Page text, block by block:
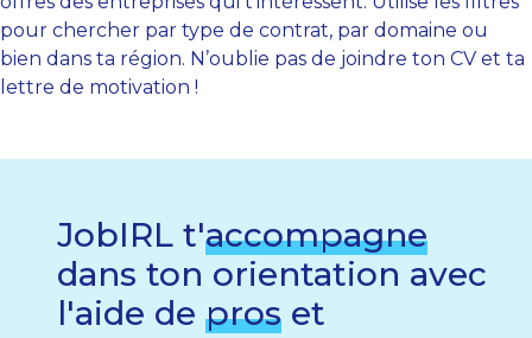
pour chercher par type de contrat, par domaine ou
bien dans ta région. N’oublie pas de joindre ton CV et ta
lettre de motivation !
JobIRL t'accompagne
dans ton orientation avec
l'aide de pros et